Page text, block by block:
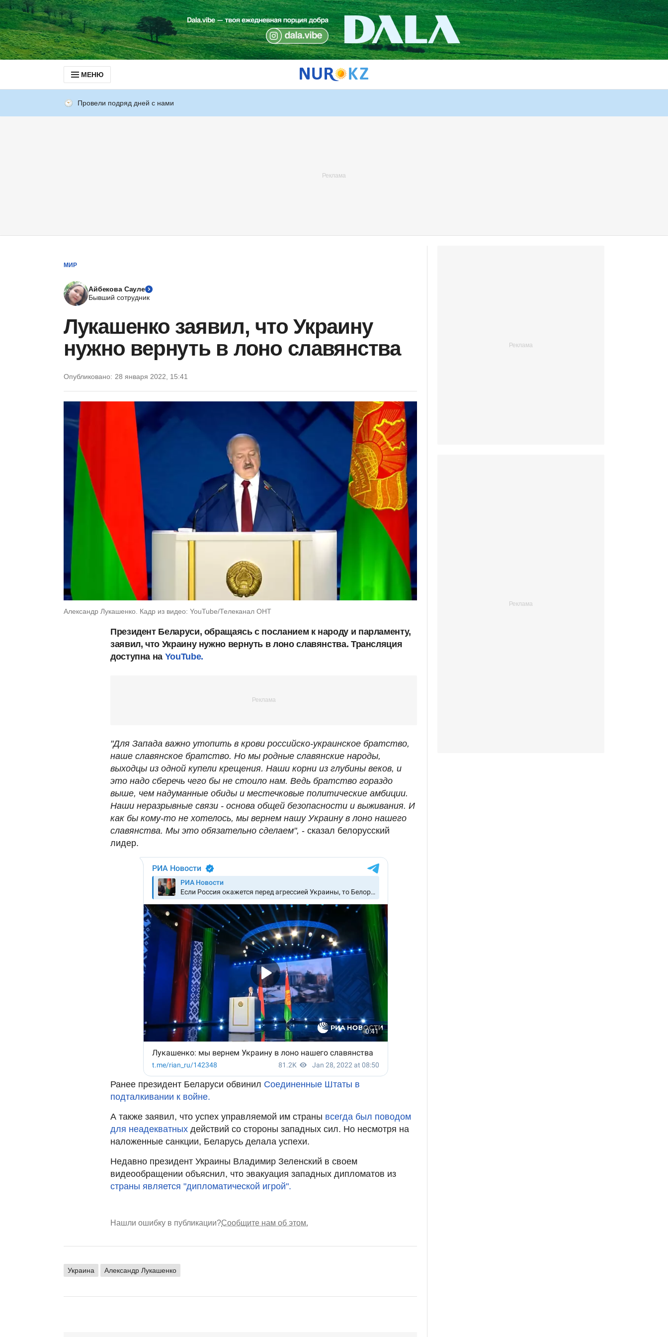
МЕНЮ
Провели подряд дней с нами
МИР
Айбекова Сауле
Бывший сотрудник
Лукашенко заявил, что Украину
нужно вернуть в лоно славянства
Опубликовано: 28 января 2022, 15:41
Александр Лукашенко. Кадр из видео: YouTube/Телеканал ОНТ
Президент Беларуси, обращаясь с посланием к народу и парламенту,
заявил, что Украину нужно вернуть в лоно славянства. Трансляция
доступна на YouTube.
"Для Запада важно утопить в крови российско-украинское братство,
наше славянское братство. Но мы родные славянские народы,
выходцы из одной купели крещения. Наши корни из глубины веков, и
это надо сберечь чего бы не стоило нам. Ведь братство гораздо
выше, чем надуманные обиды и местечковые политические амбиции.
Наши неразрывные связи - основа общей безопасности и выживания. И
как бы кому-то не хотелось, мы вернем нашу Украину в лоно нашего
славянства. Мы это обязательно сделаем", - сказал белорусский
лидер.
Ранее президент Беларуси обвинил Соединенные Штаты в
подталкивании к войне.
А также заявил, что успех управляемой им страны всегда был поводом
для неадекватных действий со стороны западных сил. Но несмотря на
наложенные санкции, Беларусь делала успехи.
Недавно президент Украины Владимир Зеленский в своем
видеообращении объяснил, что эвакуация западных дипломатов из
страны является "дипломатической игрой".
Нашли ошибку в публикации?Сообщите нам об этом.
Украина Александр Лукашенко